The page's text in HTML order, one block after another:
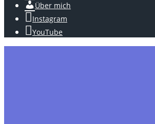
Über mich
Instagram
YouTube